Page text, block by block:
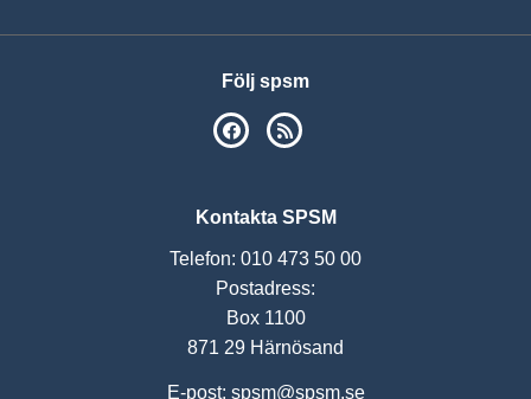
Följ spsm
SPSM på Facebook
Kontakta SPSM
Telefon: 010 473 50 00
Postadress:
Box 1100
871 29 Härnösand
E-post: spsm@spsm.se